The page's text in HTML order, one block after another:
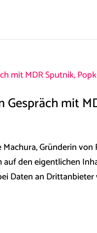
Gespräch mit
Gründerin von
den eigentlichen
Daten an